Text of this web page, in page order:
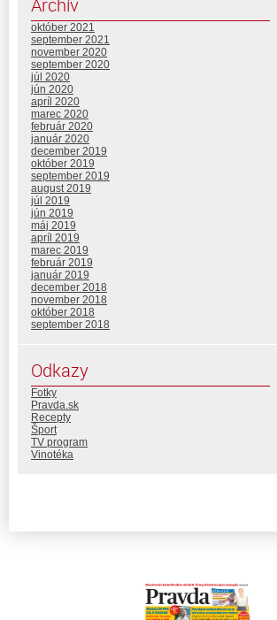
Archív
október 2021
september 2021
november 2020
september 2020
júl 2020
jún 2020
apríl 2020
marec 2020
február 2020
január 2020
december 2019
október 2019
september 2019
august 2019
júl 2019
jún 2019
máj 2019
apríl 2019
marec 2019
február 2019
január 2019
december 2018
november 2018
október 2018
september 2018
Odkazy
Fotky
Pravda.sk
Recepty
Šport
TV program
Vinotéka